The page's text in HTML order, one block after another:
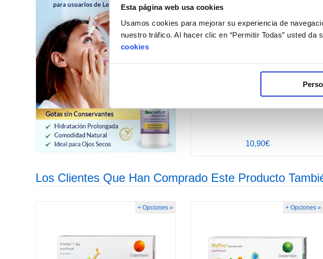
Esta página web usa cookies
Usamos cookies para mejorar su experiencia de
nuestro tráfico. Al hacer clic en “Permitir Todas” usted
cookies
Acuaiss Toallitas
10,90€
Los Clientes Que Han Comprado Este Producto
+ Opciones » + Opciones »